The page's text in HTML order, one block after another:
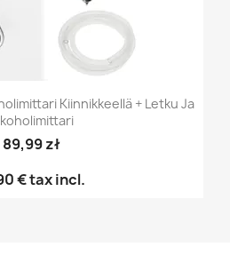
Kiinnikkeellä + Letku Ja
89,99 zł
€tax incl.